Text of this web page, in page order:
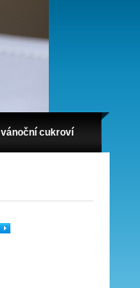
vánoční cukroví